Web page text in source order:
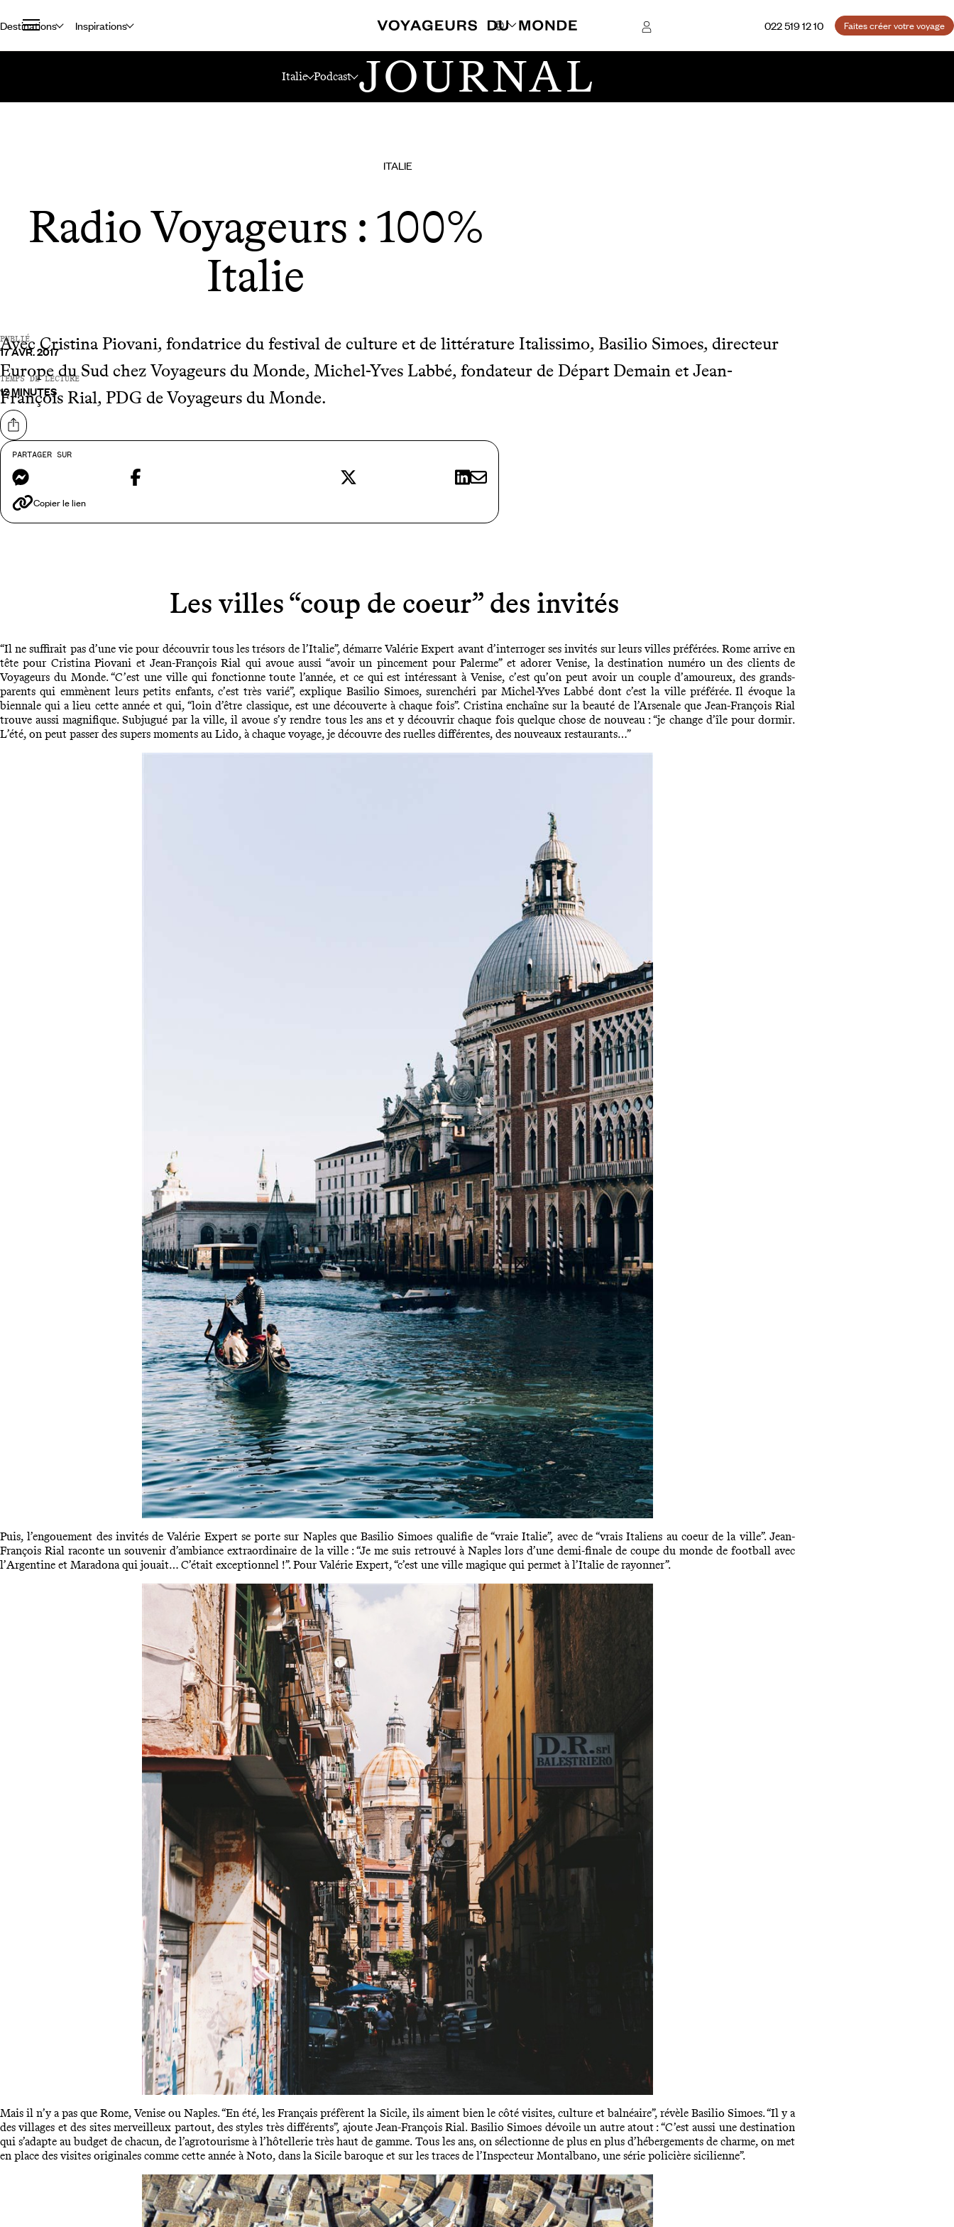
Destinations Inspirations 022 519 12 10 Faites créer votre voyage
Italie Podcast JOURNAL
ITALIE
Radio Voyageurs : 100%
Italie
PUBLIÉ
17 AVR. 2017
TEMPS DE LECTURE
12 MINUTES
Partager sur
PARTAGER SUR
Messenger X LinkedIn
E-mail
Copier le lien
Avec Cristina Piovani, fondatrice du festival de culture et de littérature Italissimo, Basilio Simoes, directeur
Europe du Sud chez Voyageurs du Monde, Michel-Yves Labbé, fondateur de Départ Demain et Jean-
François Rial, PDG de Voyageurs du Monde.
Les villes “coup de coeur” des invités
“Il ne suffirait pas d’une vie pour découvrir tous les trésors de l’Italie”, démarre Valérie Expert avant d’interroger ses invités sur leurs villes préférées. Rome arrive en
tête pour Cristina Piovani et Jean-François Rial qui avoue aussi “avoir un pincement pour Palerme” et adorer Venise, la destination numéro un des clients de
Voyageurs du Monde. “C’est une ville qui fonctionne toute l’année, et ce qui est intéressantàVenise, c’est qu’on peut avoir un couple d’amoureux,des grands-
parents qui emmènent leurs petits enfants, c’est très varié”, explique Basilio Simoes, surenchéri par Michel-Yves Labbé dont c’est la ville préférée. Il évoque la
biennale qui a lieu cette année et qui, “loin d’être classique, est une découverte à chaque fois”. Cristina enchaîne sur la beauté de l’Arsenale que Jean-François Rial
trouve aussi magnifique. Subjugué par la ville, il avoue s’y rendre tous les ans et y découvrir chaque fois quelque chose de nouveau : “je change d’île pour dormir.
L’été, on peut passer des supers moments au Lido, àchaque voyage, je découvre des ruelles différentes, des nouveaux restaurants…”
Puis, l’engouement des invités de Valérie Expert se porte sur Naples que Basilio Simoes qualifie de “vraie Italie”, avec de “vrais Italiens au coeur de la ville”. Jean-
François Rial raconte un souvenir d’ambiance extraordinaire de la ville : “Je me suis retrouvé à Naples lors d’une demi-finale de coupe du mondede footballavec
l’Argentine et Maradona qui jouait… C’était exceptionnel !”. Pour Valérie Expert, “c’est une ville magique qui permet à l’Italie de rayonner”.
Mais il n’y a pas que Rome, Venise ou Naples. “En été, les Français préfèrent la Sicile, ilsaiment bien le côté visites, culture et balnéaire”, révèle Basilio Simoes. “Il y a
des villages et des sites merveilleux partout, des styles très différents”, ajoute Jean-François Rial. Basilio Simoes dévoile un autre atout : “C’est aussi une destination
qui s’adapte au budget de chacun, de l’agrotourisme à l’hôtellerie très haut de gamme. Tous les ans, on sélectionne de plus en plus d’hébergements de charme, on met
en place des visites originales comme cette année à Noto, dans la Sicile baroque et sur les traces de l’Inspecteur Montalbano, une série policière sicilienne”.